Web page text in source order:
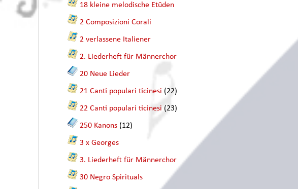
18 kleine melodische Etüden
2 Composizioni Corali
2 verlassene Italiener
2. Liederheft für Männerchor
20 Neue Lieder
21 Canti populari ticinesi (22)
22 Canti populari ticinesi (23)
250 Kanons (12)
3 x Georges
3. Liederheft für Männerchor
30 Negro Spirituals